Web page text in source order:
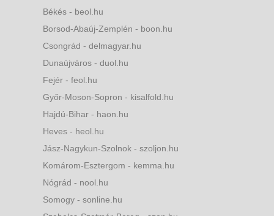
Békés - beol.hu
Borsod-Abaúj-Zemplén - boon.hu
Csongrád - delmagyar.hu
Dunaújváros - duol.hu
Fejér - feol.hu
Győr-Moson-Sopron - kisalfold.hu
Hajdú-Bihar - haon.hu
Heves - heol.hu
Jász-Nagykun-Szolnok - szoljon.hu
Komárom-Esztergom - kemma.hu
Nógrád - nool.hu
Somogy - sonline.hu